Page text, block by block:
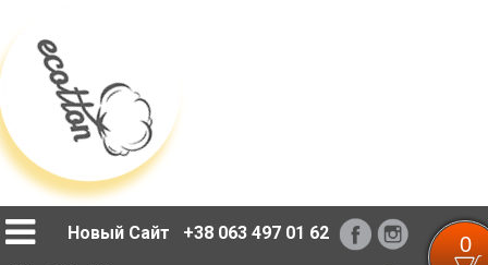
Новый Сайт +38 063 497 01 62 0